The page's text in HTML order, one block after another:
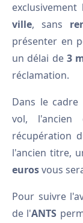
ville, sans
présenter en
un délai de 3
réclamation.
Dans le cadre
vol,
récupération
l'ancien titre,
eurosvous
Pour suivre
de l'ANTS